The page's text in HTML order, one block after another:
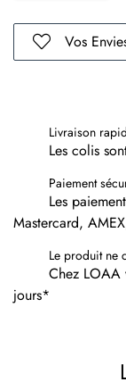
Vos
Livraison
Les colis
Paiement
Les
Mastercard,
Le produit ne
Chez LOAA
jours*